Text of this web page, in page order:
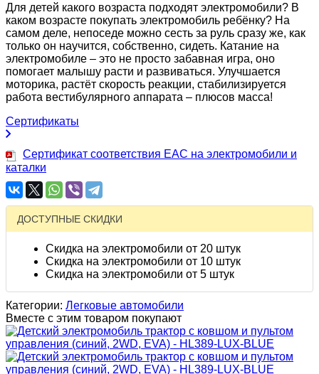
Для детей какого возраста подходят электромобили? В
каком возрасте покупать электромобиль ребёнку? На
самом деле, непоседе можно сесть за руль сразу же, как
только он научится, собственно, сидеть. Катание на
электромобиле – это не просто забавная игра, оно
помогает малышу расти и развиваться. Улучшается
моторика, растёт скорость реакции, стабилизируется
работа вестибулярного аппарата – плюсов масса!
Сертификаты
Сертификат соответствия EAC на электромобили и
каталки
ДОСТУПНЫЕ СКИДКИ
Скидка на электромобили от 20 штук
Скидка на электромобили от 10 штук
Скидка на электромобили от 5 штук
Категории: Легковые автомобили
Вместе с этим товаром покупают